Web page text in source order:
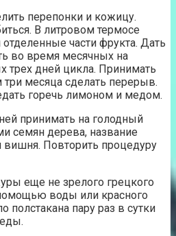
перепонки и кожицу.
В литровом термосе
части фрукта. Дать
во время месячных на
трех дней цикла. Принимать
три месяца сделать перерыв.
горечь лимоном и медом.
принимать на голодный
семян дерева, название
вишня. Повторить процедуру
еще не зрелого грецкого
воды или красного
полстакана пару раз в сутки